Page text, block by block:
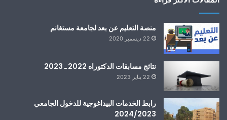
منصة التعليم عن بعد لجامعة مستغانم
22 ديسمبر 2020
نتائج مسابقات الدكتوراه 2022 ـ 2023
22 يناير 2023
رابط الخدمات البيداغوجية للدخول الجامعي
2024/2023